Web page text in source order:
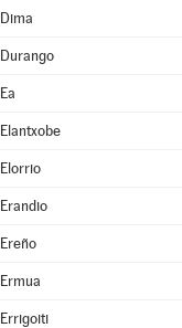
Dima
Durango
Ea
Elantxobe
Elorrio
Erandio
Ereño
Ermua
Errigoiti